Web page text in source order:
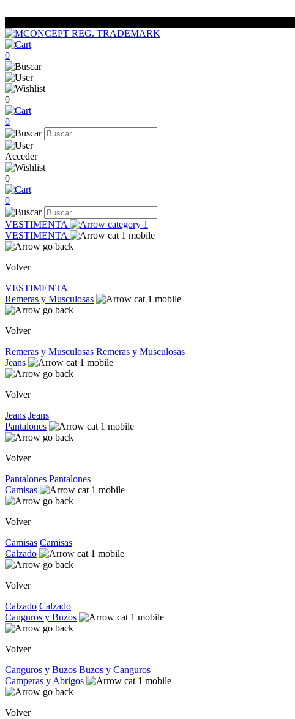
0
0
0
Acceder
0
0
VESTIMENTA
VESTIMENTA
Volver
VESTIMENTA
Remeras y Musculosas
Volver
Remeras y Musculosas Remeras y Musculosas
Jeans
Volver
Jeans Jeans
Pantalones
Volver
Pantalones Pantalones
Camisas
Volver
Camisas Camisas
Calzado
Volver
Calzado Calzado
Canguros y Buzos
Volver
Canguros y Buzos Buzos y Canguros
Camperas y Abrigos
Volver